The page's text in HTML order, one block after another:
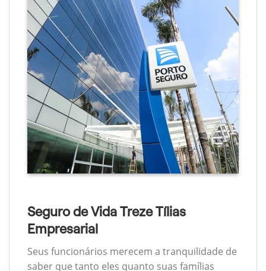
Seguro de Vida Treze Tílias
Empresarial
Seus funcionários merecem a tranquilidade de
saber que tanto eles quanto suas famílias